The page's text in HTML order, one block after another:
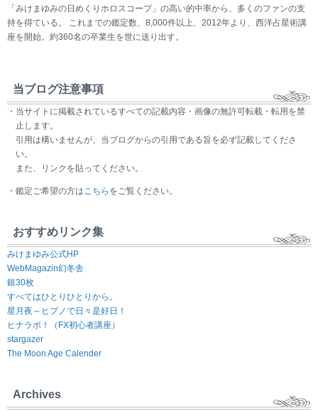
「みけまゆみの日めくりホロスコープ」の高い的中率から、多くのファンの支
持を得ている。 これまでの鑑定数、8,000件以上、2012年より、西洋占星術講
座を開始。約360名の卒業生を世に送り出す。
当ブログ注意事項
・当サイトに掲載されているすべての記載内容・画像の無許可転載・転用を禁
止します。
引用は構いませんが、当ブログからの引用である旨を必ず記載してくださ
い。
また、リンクを貼ってください。
・鑑定ご希望の方はこちら をご覧ください。
おすすめリンク集
みけまゆみ公式HP
WebMagazin幻冬舎
銀30枚
すべてはひとりひとりから。
星月夜～ヒプノで日々是好日！
ヒナラボ！（FX初心者講座）
stargazer
The Moon Age Calender
Archives